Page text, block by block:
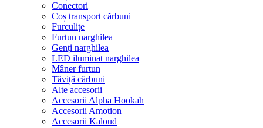
Conectori
Coș transport cărbuni
Furculițe
Furtun narghilea
Genți narghilea
LED iluminat narghilea
Mâner furtun
Tăviță cărbuni
Alte accesorii
Accesorii Alpha Hookah
Accesorii Amotion
Accesorii Kaloud